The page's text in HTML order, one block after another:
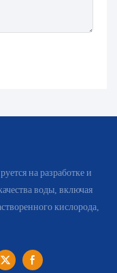
на разработке и
воды, включая
кислорода,